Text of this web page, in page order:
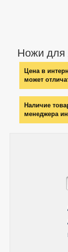
Ножи для
Цена в
может
Наличие
менеджера